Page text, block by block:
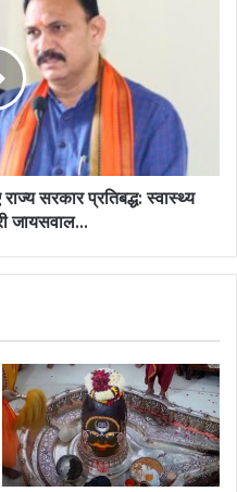
सरकार प्रतिबद्ध: स्वास्थ्य
जायसवाल…